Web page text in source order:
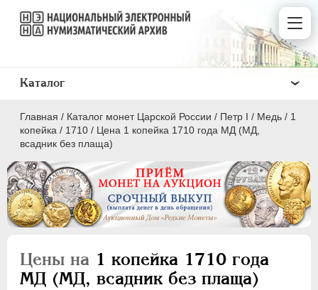
Главная / Каталог монет Царской России / Пeтр I / Медь / 1
копейка / 1710 / Цена 1 копейка 1710 года МД (МД,
всадник без плаща)
Цены на 1 копейка 1710 года
МД (МД, всадник без плаща)
Каталог
ПEТР I 1699 - 1725
Серебро
Медь